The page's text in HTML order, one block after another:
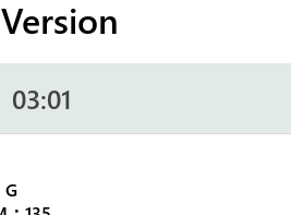
03:01
G